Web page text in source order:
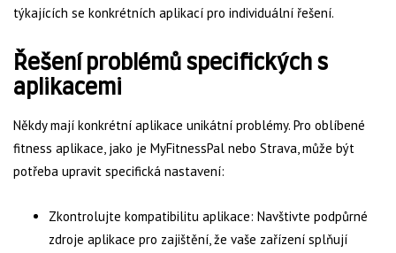
týkajících se konkrétních aplikací pro individuální řešení.
Řešení problémů specifických s
aplikacemi
Někdy mají konkrétní aplikace unikátní problémy. Pro oblíbené
fitness aplikace, jako je MyFitnessPal nebo Strava, může být
potřeba upravit specifická nastavení:
Zkontrolujte kompatibilitu aplikace: Navštivte podpůrné
zdroje aplikace pro zajištění, že vaše zařízení splňují